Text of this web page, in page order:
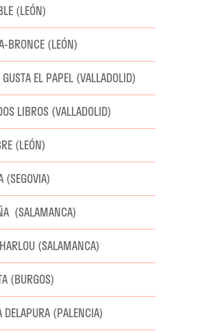
(LEÓN)
BRONCE (LEÓN)
EL PAPEL (VALLADOLID)
LIBROS (VALLADOLID)
(LEÓN)
(SEGOVIA)
(SALAMANCA)
(SALAMANCA)
(BURGOS)
DELAPURA (PALENCIA)